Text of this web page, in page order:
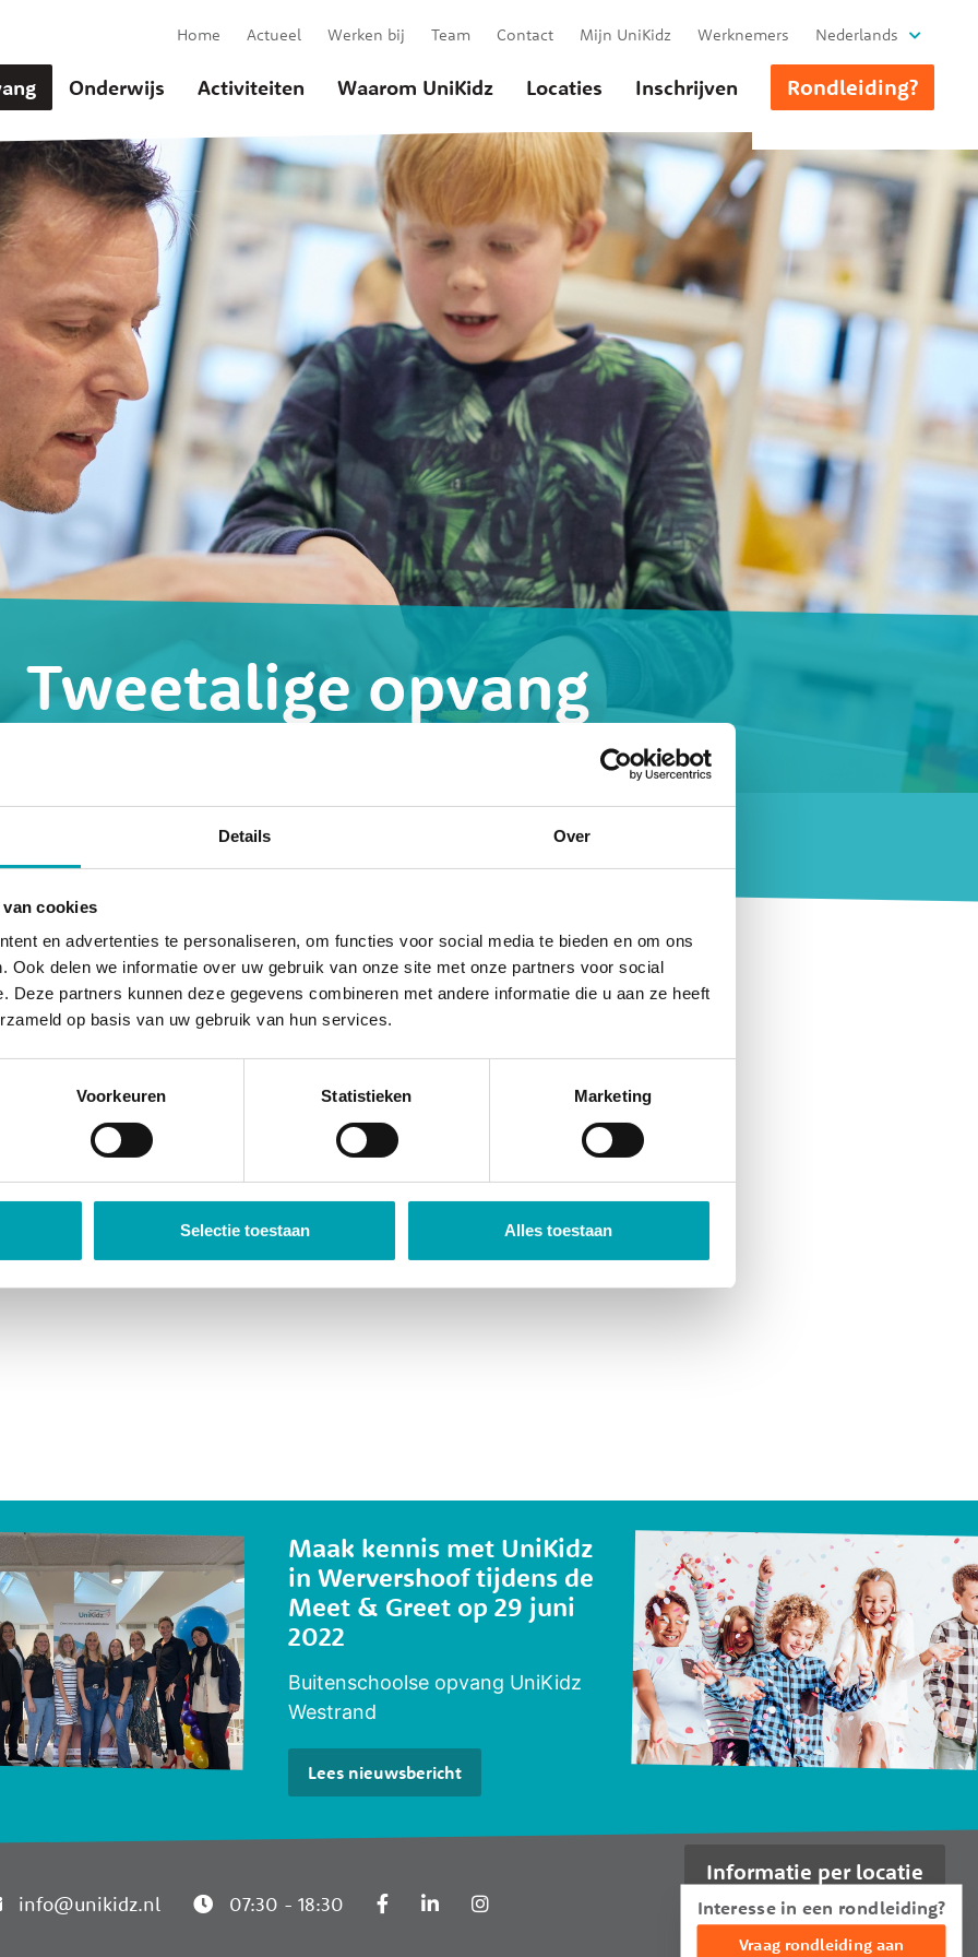
Details Over
cookies
en advertenties te personaliseren, om functies voor social media te bieden en om ons
Ook delen we informatie over uw gebruik van onze site met onze partners voor social
Deze partners kunnen deze gegevens combineren met andere informatie die u aan ze heeft
op basis van uw gebruik van hun services.
Voorkeuren Statistieken Marketing
Selectie toestaan Alles toestaan
Onderwijs Activiteiten Waarom UniKidz Locaties Inschrijven Rondleiding?
Home Actueel Werken bij Team Contact Mijn UniKidz Werknemers Nederlands
Tweetalige opvang
Onze tweetalige groepen communiceren in de
Nederlandse en Engelse taal.
Het aantal expats in Amsterdam is de afgelopen jaren enorm gestegen. De vraag
naar tweetalige opvang stijgt daardoor ook.
gewone UniKidz programma en doen mee aan de activiteiten.
Maak kennis met UniKidz
in Wervershoof tijdens de
Meet & Greet op 29 juni
2022
Buitenschoolse opvang UniKidz
Westrand
Lees nieuwsbericht
info@unikidz.nl 07:30 - 18:30
Informatie per locatie
Interesse in een rondleiding?
Vraag rondleiding aan